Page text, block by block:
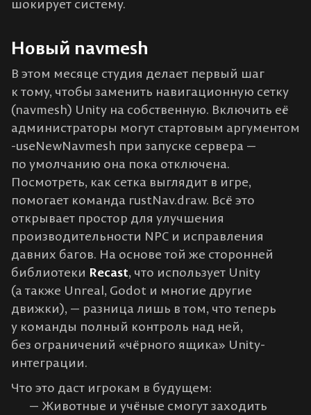
шокирует систему.
Новый navmesh
В этом месяце студия делает первый шаг
к тому, чтобы заменить навигационную сетку
(navmesh) Unity на собственную. Включить её
администраторы могут стартовым аргументом
-useNewNavmesh при запуске сервера —
по умолчанию она пока отключена.
Посмотреть, как сетка выглядит в игре,
помогает команда rustNav.draw. Всё это
открывает простор для улучшения
производительности NPC и исправления
давних багов. На основе той же сторонней
библиотеки Recast, что использует Unity
(а также Unreal, Godot и многие другие
движки), — разница лишь в том, что теперь
у команды полный контроль над ней,
без ограничений «чёрного ящика» Unity-
интеграции.
Что это даст игрокам в будущем:
Животные и учёные смогут заходить